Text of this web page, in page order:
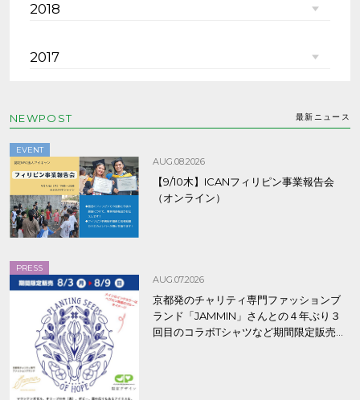
2018
2017
NEWPOST 最新ニュース
EVENT
AUG.08.2026
【9/10木】ICANフィリピン事業報告会
（オンライン）
PRESS
AUG.07.2026
京都発のチャリティ専門ファッションブ
ランド「JAMMIN」さんとの４年ぶり３
回目のコラボTシャツなど期間限定販売、